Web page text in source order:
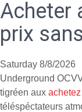
Acheter
prix
Saturday 8/8/2026
Underground
tigréen aux
téléspéctateurs